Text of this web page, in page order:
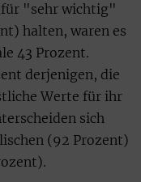
für "sehr wichtig"
halten, waren es
43 Prozent.
derjenigen, die
Werte für ihr
sich
(92 Prozent)